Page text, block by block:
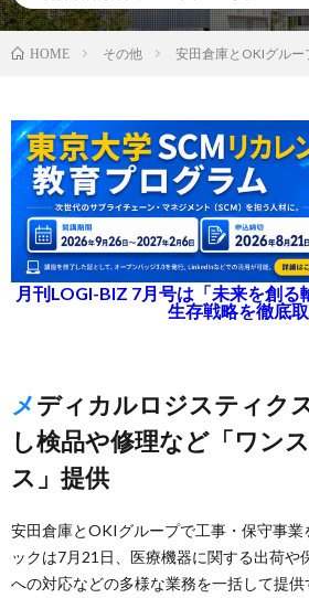
HOME その他 安田倉庫とOKIグル
月刊LOGI-BIZ 7月号は「未来を創る
生存戦略を徹底
メディカルロジスティクスセンター生か
し検品や修理など「ワン
ス」提供
安田倉庫とOKIグループで工事・保守事
ックは7月21日、医療機器に関する出荷や
への対応などの多様な業務を一括して提